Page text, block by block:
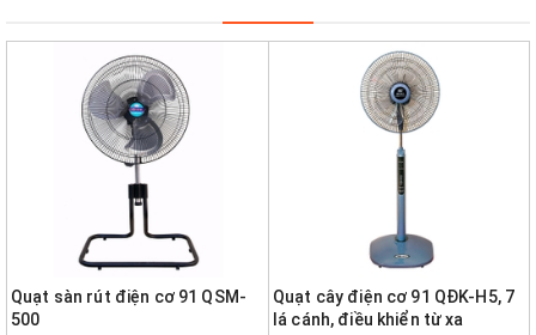
Quạt sàn rút điện cơ 91 QSM-
500
Quạt cây điện cơ 91 QĐK-H5, 7
lá cánh, điều khiển từ xa